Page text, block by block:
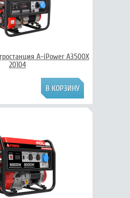
A-iPower A3500Х
20104